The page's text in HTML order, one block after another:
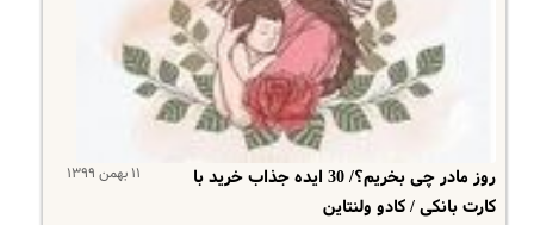
۱۱ بهمن ۱۳۹۹
روز مادر چی بخریم؟/ 30 ایده جذاب خرید با
کارت بانکی / کادو ولنتاین